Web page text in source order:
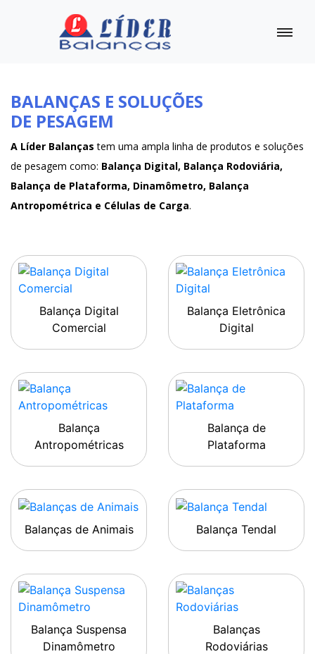
BALANÇAS E SOLUÇÕES
DE PESAGEM
A Líder Balanças tem uma ampla linha de produtos e soluções
de pesagem como: Balança Digital, Balança Rodoviária,
Balança de Plataforma, Dinamômetro, Balança
Antropométrica e Células de Carga.
Balança Digital
Comercial
Balança Eletrônica
Digital
Balança
Antropométricas
Balança de
Plataforma
Balanças de Animais Balança Tendal
Balança Suspensa
Dinamômetro
Balanças
Rodoviárias